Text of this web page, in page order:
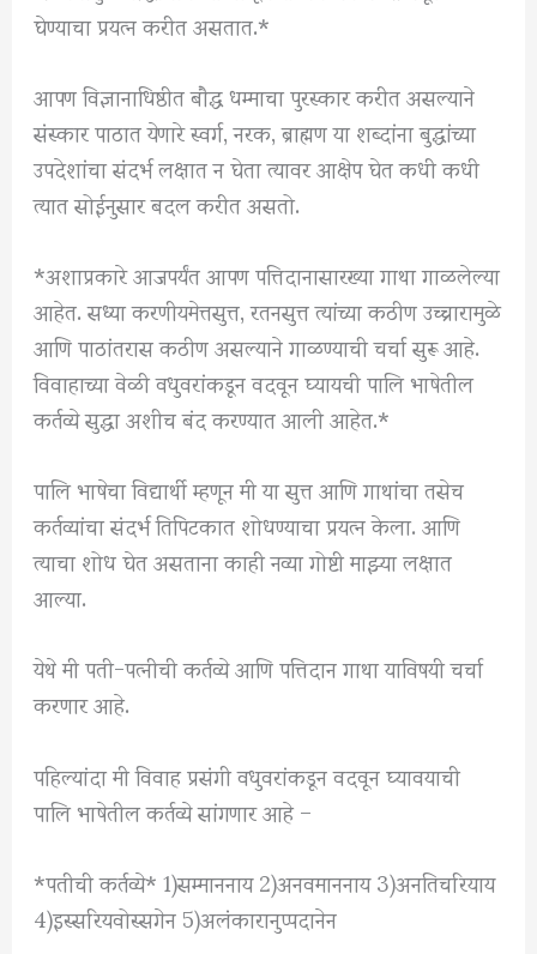
घेण्याचा प्रयत्न करीत असतात.*
आपण विज्ञानाधिष्ठीत बौद्ध धम्माचा पुरस्कार करीत असल्याने
संस्कार पाठात येणारे स्वर्ग, नरक, ब्राह्मण या शब्दांना बुद्धांच्या
उपदेशांचा संदर्भ लक्षात न घेता त्यावर आक्षेप घेत कधी कधी
त्यात सोईनुसार बदल करीत असतो.
*अशाप्रकारे आजपर्यंत आपण पत्तिदानासारख्या गाथा गाळलेल्या
आहेत. सध्या करणीयमेत्तसुत्त, रतनसुत्त त्यांच्या कठीण उच्चारामुळे
आणि पाठांतरास कठीण असल्याने गाळण्याची चर्चा सुरू आहे.
विवाहाच्या वेळी वधुवरांकडून वदवून घ्यायची पालि भाषेतील
कर्तव्ये सुद्धा अशीच बंद करण्यात आली आहेत.*
पालि भाषेचा विद्यार्थी म्हणून मी या सुत्त आणि गाथांचा तसेच
कर्तव्यांचा संदर्भ तिपिटकात शोधण्याचा प्रयत्न केला. आणि
त्याचा शोध घेत असताना काही नव्या गोष्टी माझ्या लक्षात
आल्या.
येथे मी पती-पत्नीची कर्तव्ये आणि पत्तिदान गाथा याविषयी चर्चा
करणार आहे.
पहिल्यांदा मी विवाह प्रसंगी वधुवरांकडून वदवून घ्यावयाची
पालि भाषेतील कर्तव्ये सांगणार आहे –
*पतीची कर्तव्ये* 1)सम्माननाय 2)अनवमाननाय 3)अनतिचरियाय
4)इस्सरियवोस्सगेन 5)अलंकारानुप्पदानेन